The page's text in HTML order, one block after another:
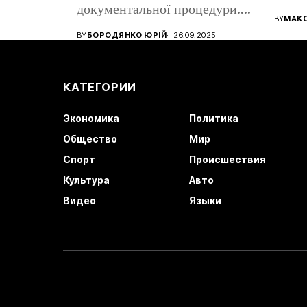
документальної процедури.
Від того, наскільки...
BYБОРОДЯНКО ЮРІЙ 26.09.2025
все
BY
КАТЕГОРИИ
Экономика
Политика
Общество
Мир
Спорт
Происшествия
Культура
Авто
Видео
Языки